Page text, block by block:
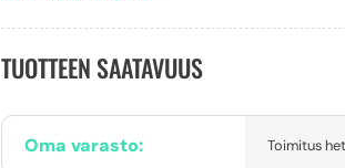
TUOTTEEN SAATAVUUS
Oma varasto: Toimitus